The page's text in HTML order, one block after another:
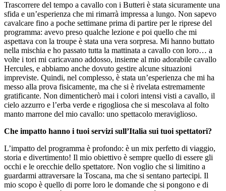
Trascorrere del tempo a cavallo con i Butteri è stata sicuramente una
sfida e un’esperienza che mi rimarrà impressa a lungo. Non sapevo
cavalcare fino a poche settimane prima di partire per le riprese del
programma: avevo preso qualche lezione e poi quello che mi
aspettava con la troupe è stata una vera sorpresa. Mi hanno buttato
nella mischia e ho passato tutta la mattinata a cavallo con loro… a
volte i tori mi caricavano addosso, insieme al mio adorabile cavallo
Hercules, e abbiamo anche dovuto gestire alcune situazioni
impreviste. Quindi, nel complesso, è stata un’esperienza che mi ha
messo alla prova fisicamente, ma che si è rivelata estremamente
gratificante. Non dimenticherò mai i colori intensi visti a cavallo, il
cielo azzurro e l’erba verde e rigogliosa che si mescolava al folto
manto marrone del mio cavallo: uno spettacolo meraviglioso.
Che impatto hanno i tuoi servizi sull’Italia sui tuoi spettatori?
L’impatto del programma è profondo: è un mix perfetto di viaggio,
storia e divertimento! Il mio obiettivo è sempre quello di essere gli
occhi e le orecchie dello spettatore. Non voglio che si limitino a
guardarmi attraversare la Toscana, ma che si sentano partecipi. Il
mio scopo è quello di porre loro le domande che si pongono e di